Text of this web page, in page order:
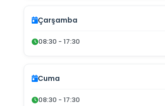
Çarşamba
08:30 - 17:30
Cuma
08:30 - 17:30